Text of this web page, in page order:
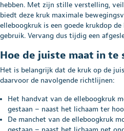
hebben. Met zijn stille verstelling,
biedt deze kruk maximale
elleboogkruk is een goede krukdop
gebruik. Vervang dus tijdig een
Hoe de juiste maat in te
Het is belangrijk dat de kruk op de
daarvoor de navolgende richtlijnen:
Het handvat van de elleboogkruk
gestaan – naast het lichaam ter
De manchet van de elleboogkruk